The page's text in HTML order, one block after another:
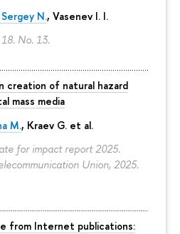
N., Vasenev I. I.
No. 13.
creation of natural hazard
mass media
M., Kraev G. et al.
for impact report 2025.
Union, 2025.
from Internet publications: